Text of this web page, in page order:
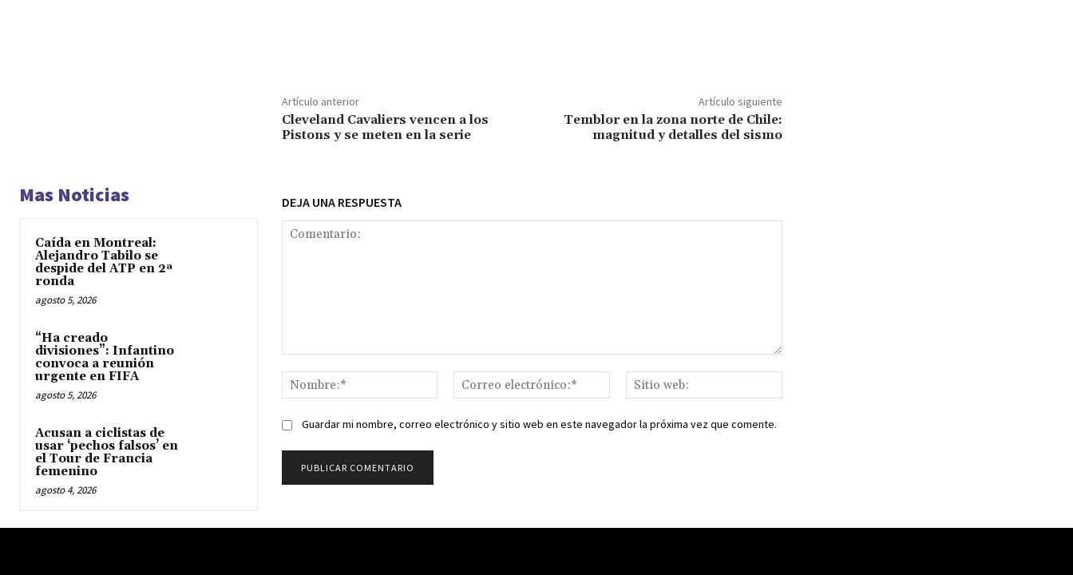
Artículo anterior
Cleveland Cavaliers vencen a los
Pistons y se meten en la serie
Artículo siguiente
Temblor en la zona norte de Chile:
magnitud y detalles del sismo
Mas Noticias
Caída en Montreal:
Alejandro Tabilo se
despide del ATP en 2ª
ronda
agosto 5, 2026
“Ha creado
divisiones”: Infantino
convoca a reunión
urgente en FIFA
agosto 5, 2026
Acusan a ciclistas de
usar ‘pechos falsos’ en
el Tour de Francia
femenino
agosto 4, 2026
DEJA UNA RESPUESTA
Nombre:*
Correo
electrónico:*
web:
Guardar mi nombre, correo electrónico y sitio web en este navegador la próxima vez que comente.